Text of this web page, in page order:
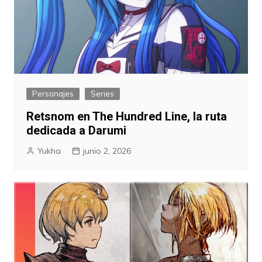
Personajes Series
Retsnom en The Hundred Line, la ruta
dedicada a Darumi
Yukha junio 2, 2026